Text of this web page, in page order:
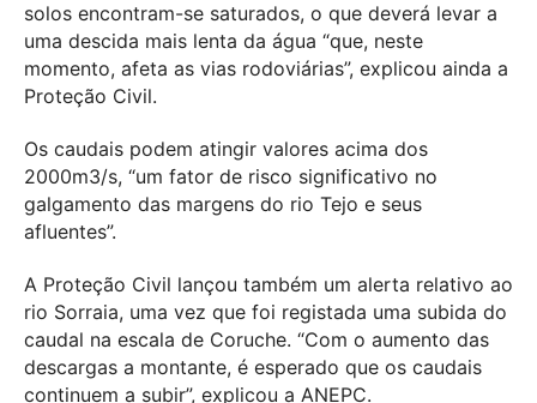
solos encontram-se saturados, o que deverá levar a
uma descida mais lenta da água “que, neste
momento, afeta as vias rodoviárias”, explicou ainda a
Proteção Civil.
Os caudais podem atingir valores acima dos
2000m3/s, “um fator de risco significativo no
galgamento das margens do rio Tejo e seus
afluentes”.
A Proteção Civil lançou também um alerta relativo ao
rio Sorraia, uma vez que foi registada uma subida do
caudal na escala de Coruche. “Com o aumento das
descargas a montante, é esperado que os caudais
continuem a subir”, explicou a ANEPC.